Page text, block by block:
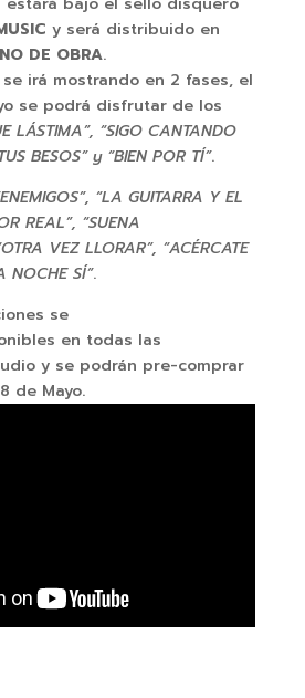
y será distribuido en
DE OBRA.
irá mostrando en 2 fases, el
se podrá disfrutar de los
LÁSTIMA”, “SIGO CANTANDO
BESOS” y “BIEN POR TÍ”.
“LA GUITARRA Y EL
REAL”, “SUENA
VEZ LLORAR”, “ACÉRCATE
NOCHE SÍ”.
se
en todas las
y se podrán pre-comprar
de Mayo.